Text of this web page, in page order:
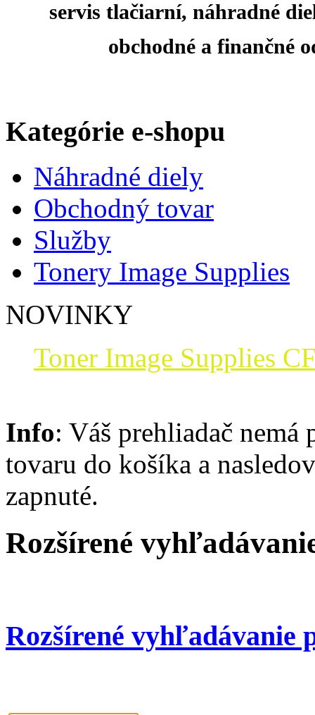
servis tlačiarní, náhradné
obchodné a finančné
Kategórie e-shopu
Náhradné diely
Obchodný tovar
Služby
Tonery Image Supplies
NOVINKY
Toner Image Supplies
Info: Váš prehliadač nemá
tovaru do košíka a
zapnuté.
Rozšírené
Rozšírené vyhľadávanie